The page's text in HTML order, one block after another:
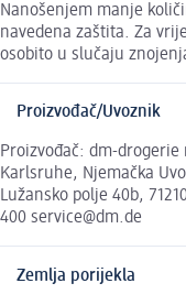
Nanošenjem manje
navedena zaštita. Za
osobito u slučaju
Proizvođač/Uvoznik
Proizvođač: dm-drogerie
Karlsruhe, Njemačka
Lužansko polje 40b,
400 service@dm.de
Zemlja porijekla